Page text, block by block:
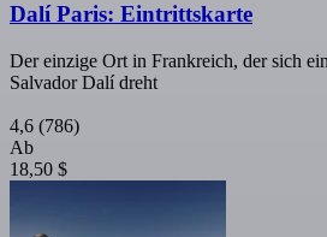
Dalí Paris: Eintrittskarte
Der einzige Ort in Frankreich, der sich
Salvador Dalí dreht
4,6 (786)
Ab
18,50 $